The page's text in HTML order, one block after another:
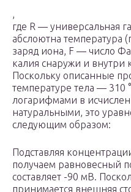
,
где R — универсальная
абслоютна
заряд иона, F — число
калия снаружи и внутри
Поскольку описанные
температуре тела — 310
логарифмами в
натуральными, это
следующим образом:
Подставляя
получаем равновесный
составляет -90 мВ.
принимается внешняя